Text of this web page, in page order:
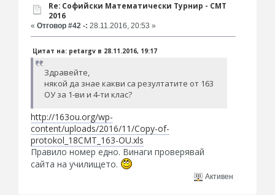
Re: Софийски Математически Турнир - СМТ
2016
« Отговор #42 -: 28.11.2016, 20:53 »
Цитат на: petargv в 28.11.2016, 19:17
Здравейте,
някой да знае какви са резултатите от 163
ОУ за 1-ви и 4-ти клас?
http://163ou.org/wp-
content/uploads/2016/11/Copy-of-
protokol_18CMT_163-OU.xls
Правило номер едно. Винаги проверявай
сайта на училището.
Активен